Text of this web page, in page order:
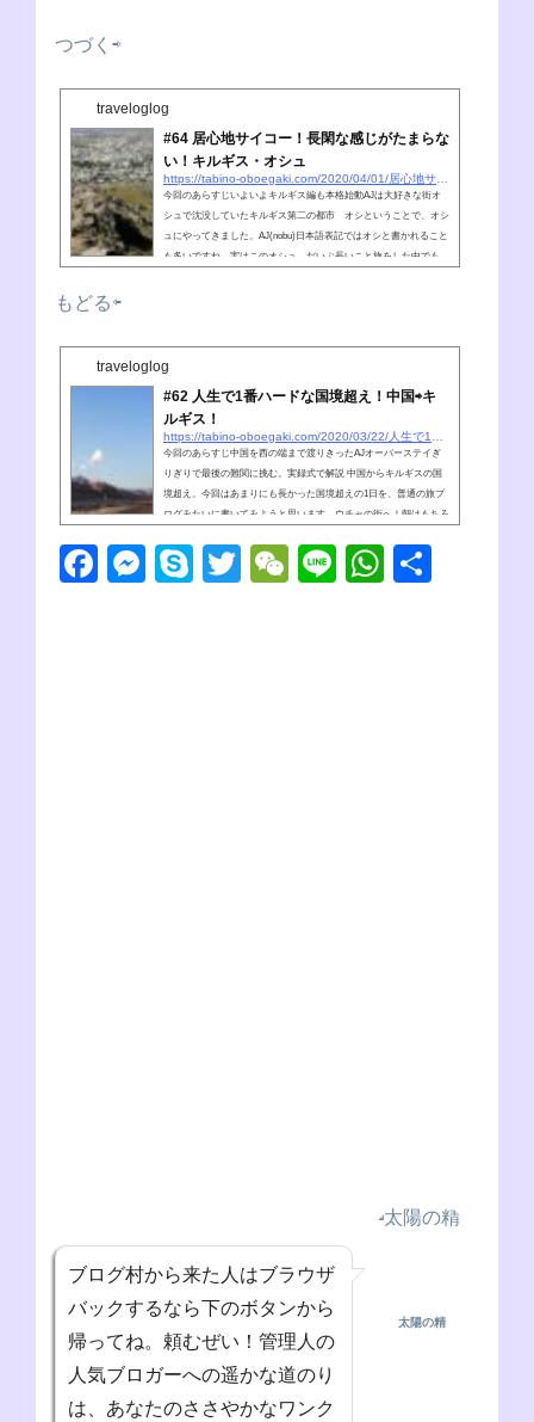
つづく⇨
traveloglog
#64 居心地サイコー！長閑な感じがたまらな
い！キルギス・オシュ
今回のあらすじいよいよキルギス編も本格始動AJは大好きな街オ
シュで沈没していたキルギス第二の都市 オシということで、オシ
ュにやってきました。AJ(nobu)日本語表記ではオシと書かれること
も多いですね。実はこのオシュ、だいぶ長いこと旅をした中でも、
もどる⇦
traveloglog
#62 人生で1番ハードな国境超え！中国⇨キ
ルギス！
https://tabino-oboegaki.com/2020/03/22/人生で1番ハードな国境超え！中国⇨キルギス！
今回のあらすじ中国を西の端まで渡りきったAJオーバーステイぎ
りぎりで最後の難関に挑む。実録式で解説 中国からキルギスの国
境超え。今回はあまりにも長かった国境超えの1日を、普通の旅ブ
ログみたいに書いてみようと思います。ウチャの街へ！朝はもちろ
ます。行き方は前日に宿泊したホステルのオーナーに聞いていた通
り、乗り合いバスで向かいました。地元民にまざり越境のためにウ
F
M
S
T
W
Li
W
ブログ村から来た人はブラウザ
バックするなら下のボタンから
帰ってね。頼むぜい！管理人の
人気ブロガーへの遥かな道のり
は、あなたのささやかなワンク
太陽の精